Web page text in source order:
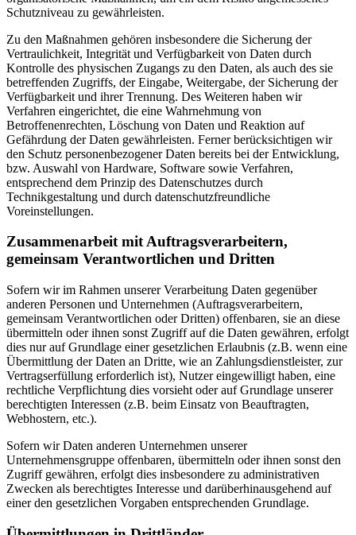
Schutzniveau zu gewährleisten.
Zu den Maßnahmen gehören insbesondere die Sicherung der
Vertraulichkeit, Integrität und Verfügbarkeit von Daten durch
Kontrolle des physischen Zugangs zu den Daten, als auch des sie
betreffenden Zugriffs, der Eingabe, Weitergabe, der Sicherung der
Verfügbarkeit und ihrer Trennung. Des Weiteren haben wir
Verfahren eingerichtet, die eine Wahrnehmung von
Betroffenenrechten, Löschung von Daten und Reaktion auf
Gefährdung der Daten gewährleisten. Ferner berücksichtigen wir
den Schutz personenbezogener Daten bereits bei der Entwicklung,
bzw. Auswahl von Hardware, Software sowie Verfahren,
entsprechend dem Prinzip des Datenschutzes durch
Technikgestaltung und durch datenschutzfreundliche
Voreinstellungen.
Zusammenarbeit mit Auftragsverarbeitern,
gemeinsam Verantwortlichen und Dritten
Sofern wir im Rahmen unserer Verarbeitung Daten gegenüber
anderen Personen und Unternehmen (Auftragsverarbeitern,
gemeinsam Verantwortlichen oder Dritten) offenbaren, sie an diese
übermitteln oder ihnen sonst Zugriff auf die Daten gewähren, erfolgt
dies nur auf Grundlage einer gesetzlichen Erlaubnis (z.B. wenn eine
Übermittlung der Daten an Dritte, wie an Zahlungsdienstleister, zur
Vertragserfüllung erforderlich ist), Nutzer eingewilligt haben, eine
rechtliche Verpflichtung dies vorsieht oder auf Grundlage unserer
berechtigten Interessen (z.B. beim Einsatz von Beauftragten,
Webhostern, etc.).
Sofern wir Daten anderen Unternehmen unserer
Unternehmensgruppe offenbaren, übermitteln oder ihnen sonst den
Zugriff gewähren, erfolgt dies insbesondere zu administrativen
Zwecken als berechtigtes Interesse und darüberhinausgehend auf
einer den gesetzlichen Vorgaben entsprechenden Grundlage.